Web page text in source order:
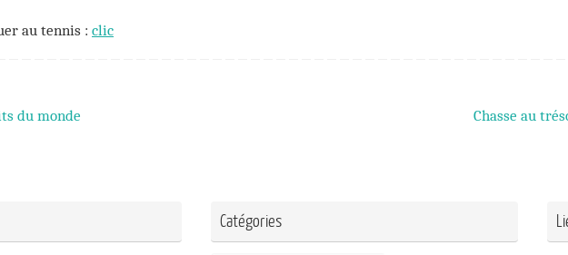
au tennis : clic
du monde Chasse au
Catégories